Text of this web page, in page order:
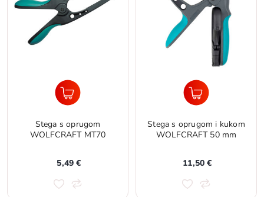
Stega s oprugom
WOLFCRAFT MT70
5,49 €
Stega s oprugom i kukom
WOLFCRAFT 50 mm
11,50 €